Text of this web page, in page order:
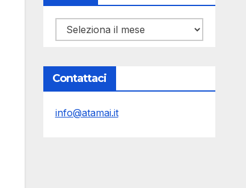
Archivi
Contattaci
info@atamai.it